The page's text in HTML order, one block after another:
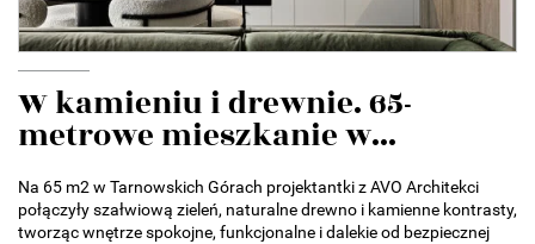
W kamieniu i drewnie. 65-
metrowe mieszkanie w...
Na 65 m2 w Tarnowskich Górach projektantki z AVO Architekci
połączyły szałwiową zieleń, naturalne drewno i kamienne kontrasty,
tworząc wnętrze spokojne, funkcjonalne i dalekie od bezpiecznej